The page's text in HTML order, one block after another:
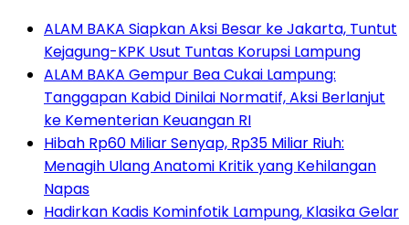
ALAM BAKA Siapkan Aksi Besar ke Jakarta, Tuntut
Kejagung-KPK Usut Tuntas Korupsi Lampung
ALAM BAKA Gempur Bea Cukai Lampung:
Tanggapan Kabid Dinilai Normatif, Aksi Berlanjut
ke Kementerian Keuangan RI
Hibah Rp60 Miliar Senyap, Rp35 Miliar Riuh:
Menagih Ulang Anatomi Kritik yang Kehilangan
Napas
Hadirkan Kadis Kominfotik Lampung, Klasika Gelar